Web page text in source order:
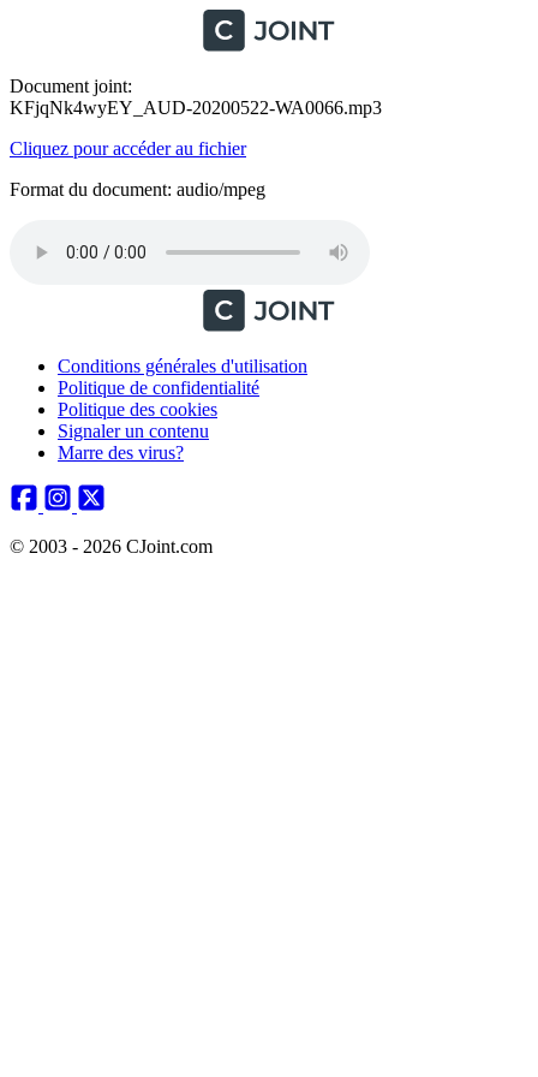
Document joint:
KFjqNk4wyEY_AUD-20200522-WA0066.mp3
Cliquez pour accéder au fichier
Format du document: audio/mpeg
Conditions générales d'utilisation
Politique de confidentialité
Politique des cookies
Signaler un contenu
Marre des virus?
© 2003 - 2026 CJoint.com